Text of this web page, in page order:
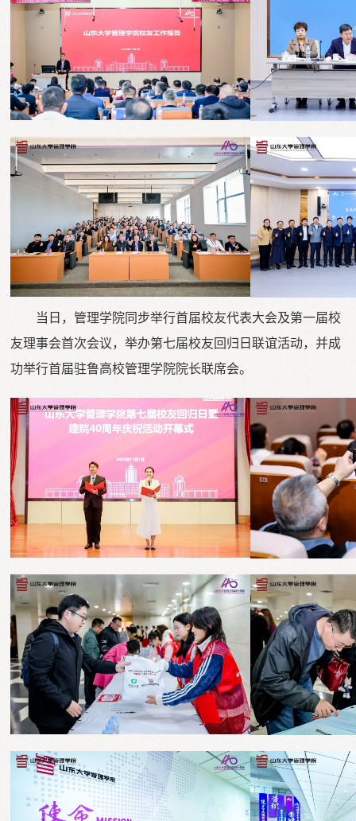
当日，管理学院同步举行首届校友代表大会及第一届校
友理事会首次会议，举办第七届校友回归日联谊活动，并成
功举行首届驻鲁高校管理学院院长联席会。